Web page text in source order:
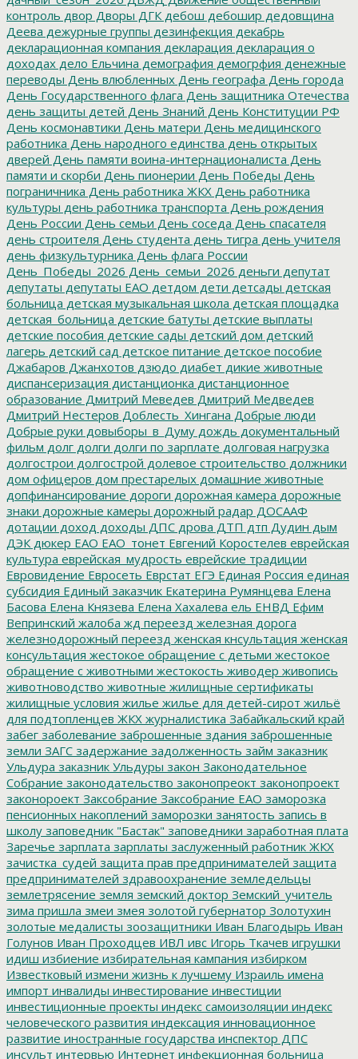
контроль двор Дворы ДГК дебош дебошир дедовщина
Деева дежурные группы дезинфекция декабрь
декларационная компания декларация декларация о
доходах дело Ельчина демография демогрфия денежные
переводы День влюбленных День географа День города
День Государственного флага День защитника Отечества
день защиты детей День Знаний День Конституции РФ
День космонавтики День матери День медицинского
работника День народного единства день открытых
дверей День памяти воина-интернационалиста День
памяти и скорби День пионерии День Победы День
пограничника День работника ЖКХ День работника
культуры день работника транспорта День рождения
День России День семьи День соседа День спасателя
день строителя День студента день тигра день учителя
день физкультурника День флага России
День_Победы_2026 День_семьи_2026 деньги депутат
депутаты депутаты ЕАО детдом дети детсады детская
больница детская музыкальная школа детская площадка
детская_больница детские батуты детские выплаты
детские пособия детские сады детский дом детский
лагерь детский сад детское питание детское пособие
Джабаров Джанхотов дзюдо диабет дикие животные
диспансеризация дистанционка дистанционное
образование Дмитрий Меведев Дмитрий Медведев
Дмитрий Нестеров Доблесть_Хингана Добрые люди
Добрые руки довыборы_в_Думу дождь документальный
фильм долг долги долги по зарплате долговая нагрузка
долгострои долгострой долевое строительство должники
дом офицеров дом престарелых домашние животные
допфинансирование дороги дорожная камера дорожные
знаки дорожные камеры дорожный радар ДОСААФ
дотации доход доходы ДПС дрова ДТП дтп Дудин дым
ДЭК дюкер ЕАО ЕАО_тонет Евгений Коростелев еврейская
культура еврейская_мудрость еврейские традиции
Евровидение Евросеть Еврстат ЕГЭ Единая Россия единая
субсидия Единый заказчик Екатерина Румянцева Елена
Басова Елена Князева Елена Хахалева ель ЕНВД Ефим
Вепринский жалоба жд переезд железная дорога
железнодорожный переезд женская кнсультация женская
консультация жестокое обращение с детьми жестокое
обращение с животными жестокость живодер живопись
животноводство животные жилищные сертификаты
жилищные условия жилье жилье для детей-сирот жильё
для подтопленцев ЖКХ журналистика Забайкальский край
забег заболевание заброшенные здания заброшенные
земли ЗАГС задержание задолженность займ заказник
Ульдура заказник Ульдуры закон Законодательное
Собрание законодательство законопреокт законопроект
законороект Заксобрание Заксобрание ЕАО заморозка
пенсионных накоплений заморозки занятость запись в
школу заповедник "Бастак" заповедники заработная плата
Заречье зарплата зарплаты заслуженный работник ЖКХ
зачистка_судей защита прав предпринимателей защита
предпринимателей здравоохранение земледельцы
землетрясение земля земский доктор Земский_учитель
зима пришла змеи змея золотой губернатор Золотухин
золотые медалисты зоозащитники Иван Благодырь Иван
Голунов Иван Проходцев ИВЛ ивс Игорь Ткачев игрушки
идиш избиение избирательная кампания избирком
Известковый измени жизнь к лучшему Израиль имена
импорт инвалиды инвестирование инвестиции
инвестиционные проекты индекс самоизоляции индекс
человеческого развития индексация инновационное
развитие иностранные государства инспектор ДПС
инсульт интервью Интернет инфекционная больница